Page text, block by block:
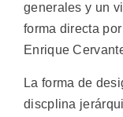
generales y un
forma directa
Enrique
La forma de
discplina